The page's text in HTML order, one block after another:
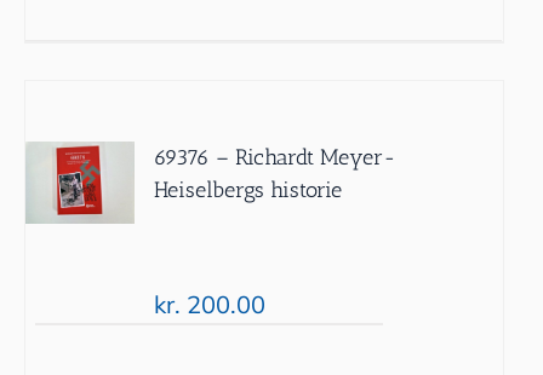
69376 – Richardt Meyer-
Heiselbergs historie
kr. 200.00